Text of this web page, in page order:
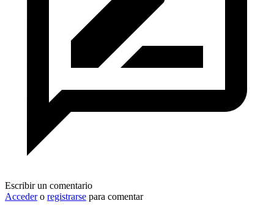
Escribir un comentario
Accedero registrarse para comentar